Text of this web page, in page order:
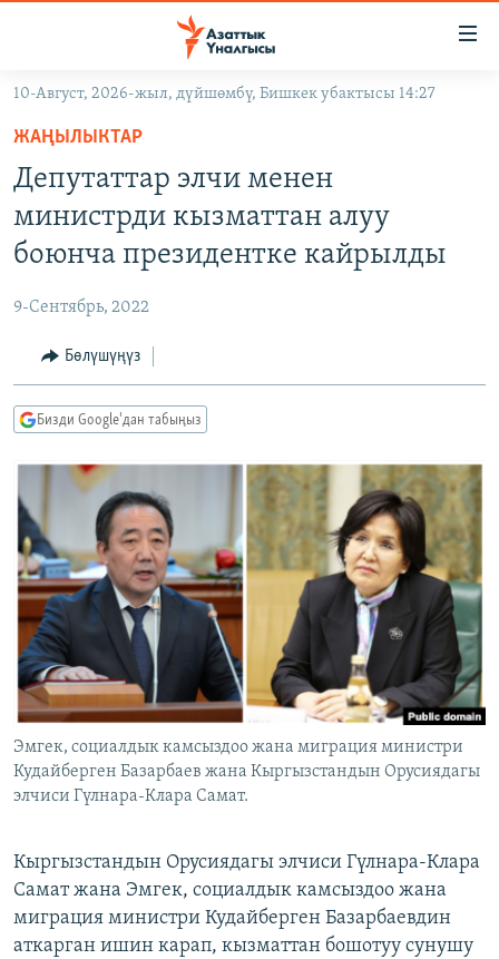
Навигацияга
өтүңүз
Издөөгө
салыңызКЫРГЫЗСТАН
МАДАНИЯТ
ДҮЙНӨ
УКРАИНА
ТВ ПРОГРАММАЛАР
БҮГҮН АЗАТТЫКТА
ДАНИСТЕ
ЭЖЕ-СИҢДИЛЕР
АЗАТТЫК+
ЫҢГАЙСЫЗ СУРООЛОР
ПОДКАСТ
Русский
ОНЛАЙН ШЕРИНЕ
ЭЕ/АРнун бардык сайттары
10-Август, 2026-жыл, дүйшөмбү, Бишкек убактысы 14:27
ЖАҢЫЛЫКТАР
Депутаттар элчи менен
министрди кызматтан алуу
боюнча президентке кайрылды
9-Сентябрь, 2022
Бөлүшүңүз
Бизди Google'дан табыңыз
Эмгек, социалдык камсыздоо жана миграция министри
Кудайберген Базарбаев жана Кыргызстандын Орусиядагы
элчиси Гүлнара-Клара Самат.
Кыргызстандын Орусиядагы элчиси Гүлнара-Клара
Самат жана Эмгек, социалдык камсыздоо жана
миграция министри Кудайберген Базарбаевдин
аткарган ишин карап, кызматтан бошотуу сунушу